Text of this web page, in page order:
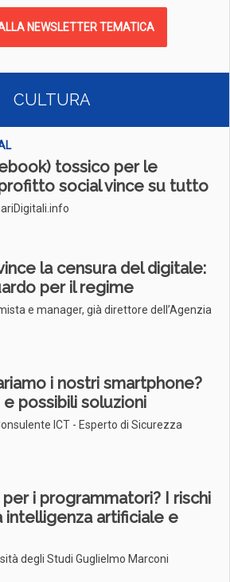
NEWSLETTER TEMATICA
CULTURA
tossico per le
social vince su tutto
la censura del digitale:
per il regime
e manager, già direttore dell’Agenzia
i nostri smartphone?
possibili soluzioni
ICT - Esperto di Sicurezza
i programmatori? I rischi
artificiale e
degli Studi Guglielmo Marconi